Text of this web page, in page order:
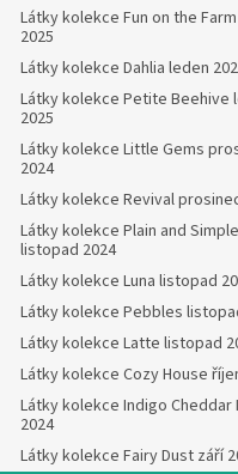
Látky kolekce Fun on the
2025
Látky kolekce Dahlia leden
Látky kolekce Petite Beehive
2025
Látky kolekce Little Gems
2024
Látky kolekce Revival
Látky kolekce Plain and Simple
listopad 2024
Látky kolekce Luna listopad
Látky kolekce Pebbles
Látky kolekce Latte listopad
Látky kolekce Cozy House
Látky kolekce Indigo Cheddar
2024
Látky kolekce Fairy Dust září